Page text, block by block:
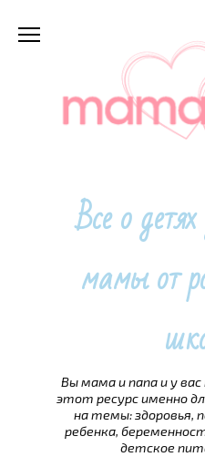
Все о
мамы от
Вы мама и папа и у вас
этот ресурс именно
на темы: здоровья,
ребенка,
детское